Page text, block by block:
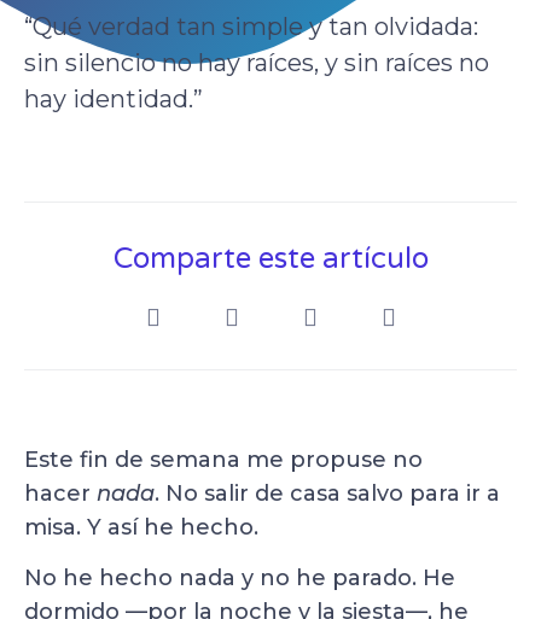
“Qué verdad tan simple y tan olvidada:
sin silencio no hay raíces, y sin raíces no
hay identidad.”
Comparte este artículo
Este fin de semana me propuse no
hacer nada. No salir de casa salvo para ir a
misa. Y así he hecho.
No he hecho nada y no he parado. He
dormido —por la noche y la siesta—, he